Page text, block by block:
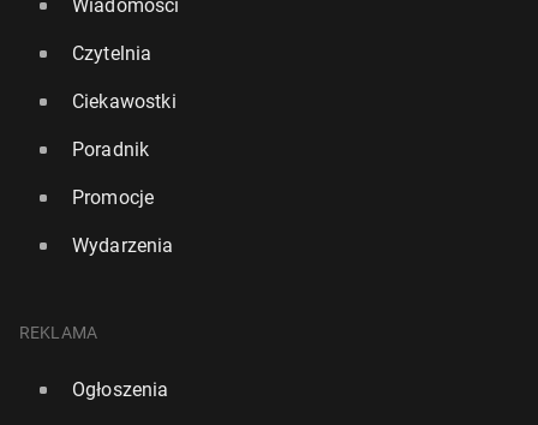
Wiadomości
Czytelnia
Ciekawostki
Poradnik
Promocje
Wydarzenia
REKLAMA
Ogłoszenia